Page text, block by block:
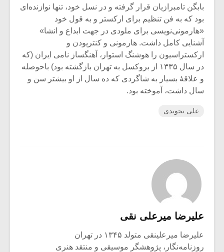
بابگن تامبرازیان قرار گرفته و در نسل خود، تنها نوازنده‌ای
بود که به فن تنظیم برای ارکستر و به قول خود
«هارمونی‌نویسی برای ملودی در جهت ابداع و انشا»
آشنایی کامل داشت. هارمونی و کنترپودن و
ارکستراسیون را هوشنگ استوار، آهنگساز نامی ایران (که
در سال ۱۳۳۵ از بروکسل به تهران بازگشته بود) باحوصله
و علاقۀ بسیار به شاگردی که ده سال از او بیشتر سن و
سال داشت، آموخته بود.
علی تجویدی
علیرضا میرعلی نقی
علیرضا میرعلینقی متولد ۱۳۴۵ در تهران
روزنامه‌نگار، پژوهشگر موسیقی و منتقد هنری